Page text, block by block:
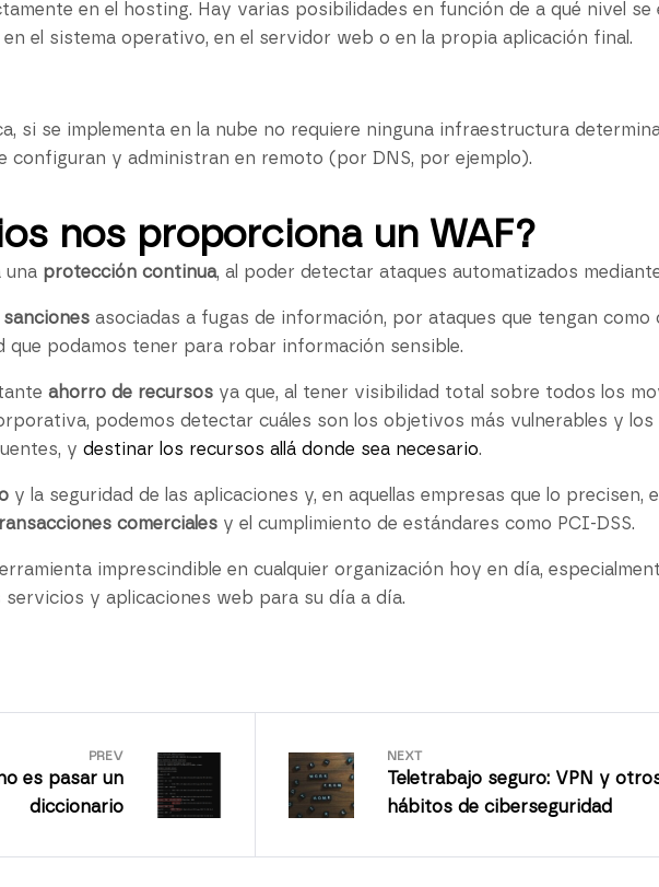
en el hosting. Hay varias posibilidades en función de a qué nivel se
el sistema operativo, en el servidor web o en la propia aplicación final.
si se implementa en la nube no requiere ninguna infraestructura
configuran y administran en remoto (por DNS, por ejemplo).
nos proporciona un WAF?
una protección continua, al poder detectar ataques automatizados
asociadas a fugas de información, por ataques que tengan como
que podamos tener para robar información sensible.
ahorro de recursos ya que, al tener visibilidad total sobre todos los
podemos detectar cuáles son los objetivos más vulnerables y los
y destinar los recursos allá donde sea necesario.
y la seguridad de las aplicaciones y, en aquellas empresas que lo precisen,
comerciales y el cumplimiento de estándares como PCI-DSS.
imprescindible en cualquier organización hoy en día,
servicios y aplicaciones web para su día a día.
PREV
es pasar un
diccionario
NEXT
Teletrabajo seguro: VPN y
hábitos de ciberseguridad